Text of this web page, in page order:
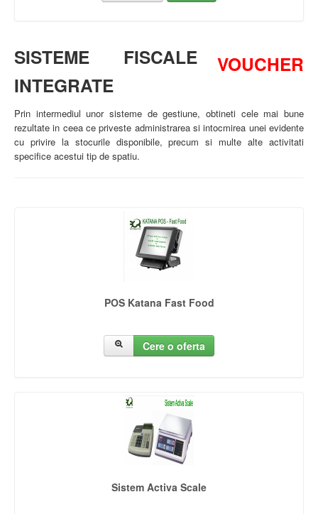
VOUCHER
SISTEME FISCALE
INTEGRATE
Prin intermediul unor sisteme de gestiune, obtineti cele mai bune
rezultate in ceea ce priveste administrarea si intocmirea unei evidente
cu privire la stocurile disponibile, precum si multe alte activitati
specifice acestui tip de spatiu.
POS Katana Fast Food
Cere o oferta
Sistem Activa Scale